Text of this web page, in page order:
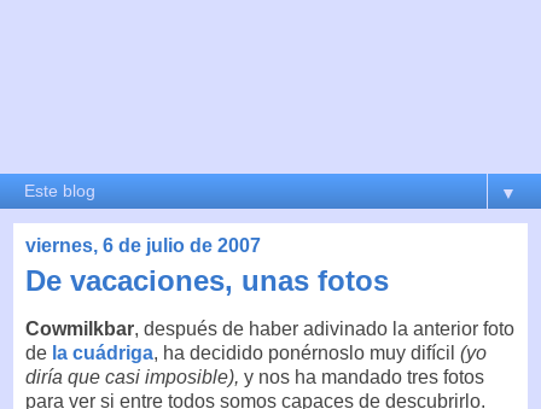
▼
viernes, 6 de julio de 2007
De vacaciones, unas fotos
Cowmilkbar, después de haber adivinado la anterior foto
de la cuádriga, ha decidido ponérnoslo muy difícil (yo
diría que casi imposible), y nos ha mandado tres fotos
para ver si entre todos somos capaces de descubrirlo.